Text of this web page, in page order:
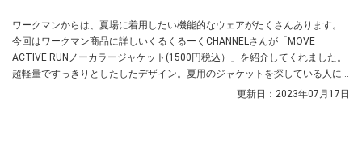
ワークマンからは、夏場に着用したい機能的なウェアがたくさんあります。
今回はワークマン商品に詳しいくるくるーくCHANNELさんが「MOVE
ACTIVE RUNノーカラージャケット(1500円税込）」を紹介してくれました。
超軽量ですっきりとしたしたデザイン。夏用のジャケットを探している人に
更新日： 2023年07月17日